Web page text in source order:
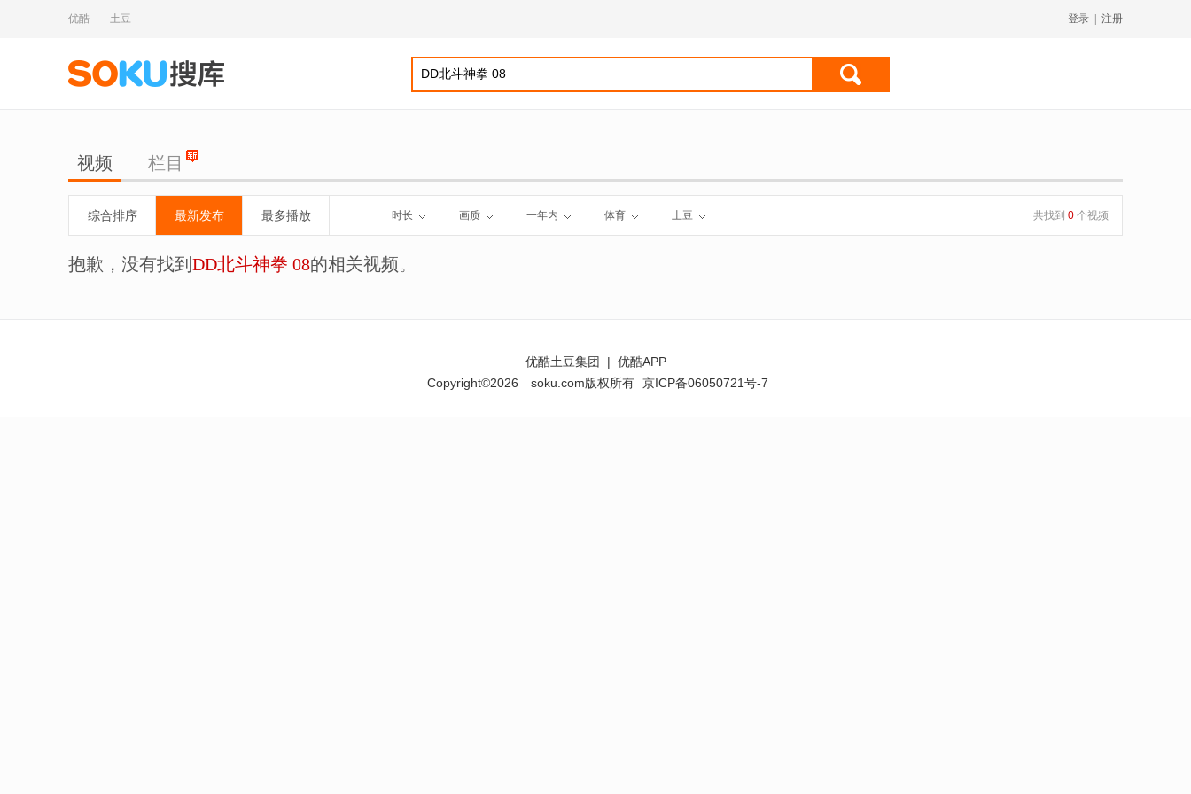
优酷 土豆 登录 注册
视频 栏目
综合排序 最新发布 最多播放 时长 画质 一年内 体育 土豆 共找到 0 个视频
抱歉，没有找到 DD北斗神拳 08的相关视频。
优酷土豆集团 | 优酷APP
Copyright©2026
soku.com版权所有 京ICP备06050721号-7